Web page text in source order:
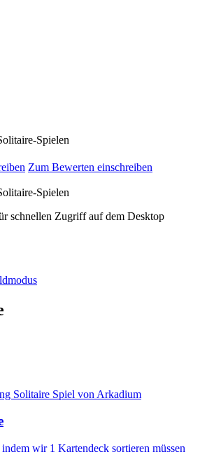
Zum Bewerten einschreiben
schnellen Zugriff auf dem Desktop